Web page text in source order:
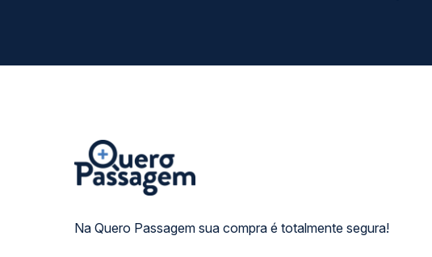
Na Quero Passagem sua compra é totalmente segura!